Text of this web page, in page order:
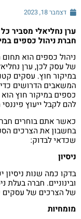
דצמבר 18, 2023
ערן נחליאלי מסביר
חברת ניהול כספים
ניהול כספים הוא
של עסק לכן, ערן
במיקור חוץ. עסקים
המשאבים הדרושים
כספים במיקור חוץ
להם לקבל ייעוץ
כאשר אתם בוחרים
בחשבון את הצרכים
שכדאי לבדוק:
ניסיון
בדקו כמה שנות
ובינוניים. חברה בעלת
של הצרכים של עסקים
מומחיות